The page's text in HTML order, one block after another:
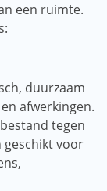
een ruimte.
duurzaam
afwerkingen.
tegen
geschikt voor